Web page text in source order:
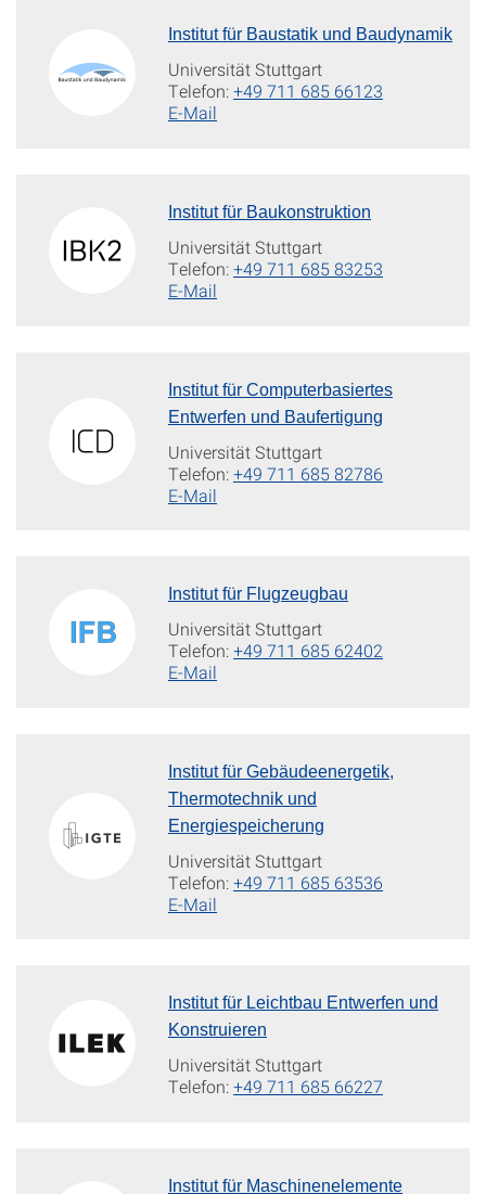
Institut für Baustatik und Baudynamik
Universität Stuttgart
Telefon:+49 711 685 66123
E-Mail
Institut für Baukonstruktion
Universität Stuttgart
Telefon:+49 711 685 83253
E-Mail
Institut für Computerbasiertes
Entwerfen und Baufertigung
Universität Stuttgart
Telefon:+49 711 685 82786
E-Mail
Institut für Flugzeugbau
Universität Stuttgart
Telefon:+49 711 685 62402
E-Mail
Institut für Gebäudeenergetik,
Thermotechnik und
Energiespeicherung
Universität Stuttgart
Telefon:+49 711 685 63536
E-Mail
Institut für Leichtbau Entwerfen und
Konstruieren
Universität Stuttgart
Telefon:+49 711 685 66227
Institut für Maschinenelemente